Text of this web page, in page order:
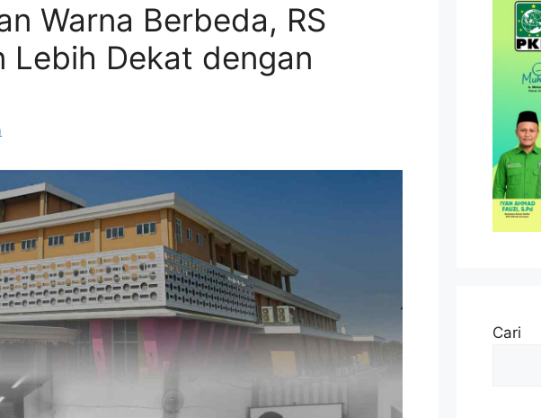
Warna Berbeda, RS
Lebih Dekat dengan
Cari